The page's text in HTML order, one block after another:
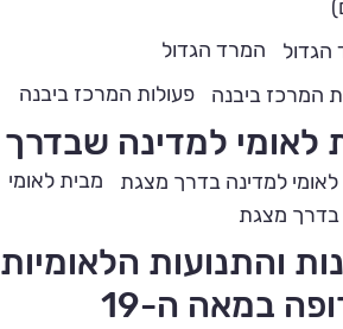
המרד הגדול
פעולות המרכז ביבנה
לאומי למדינה שבדרך
מבית לאומי
בדרך מצגת
והתנועות הלאומיות
במאה ה-19